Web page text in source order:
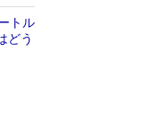
トル
どう